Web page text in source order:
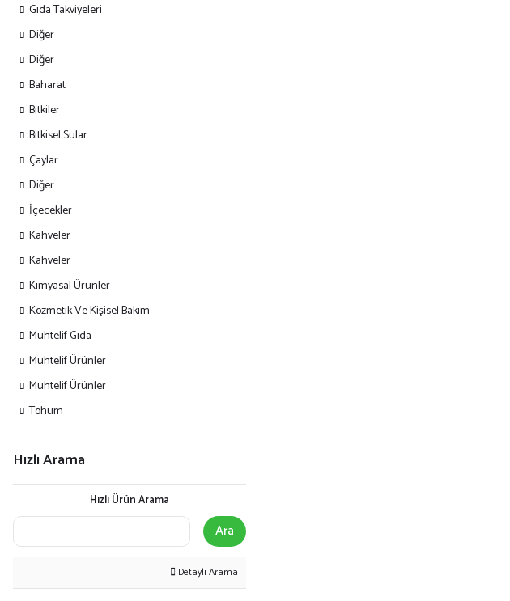
Gıda Takviyeleri
Diğer
Diğer
Baharat
Bitkiler
Bitkisel Sular
Çaylar
Diğer
İçecekler
Kahveler
Kahveler
Kimyasal Ürünler
Kozmetik Ve Kişisel Bakım
Muhtelif Gıda
Muhtelif Ürünler
Muhtelif Ürünler
Tohum
Hızlı Arama
Hızlı Ürün Arama
Ara
Detaylı Arama